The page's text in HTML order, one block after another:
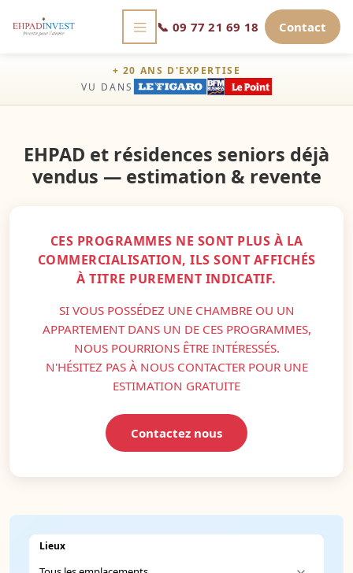
📞 09 77 21 69 18 Contact
+ 20 ANS D'EXPERTISE
VU DANS
EHPAD et résidences seniors déjà
vendus — estimation & revente
CES PROGRAMMES NE SONT PLUS À LA
COMMERCIALISATION, ILS SONT AFFICHÉS
À TITRE PUREMENT INDICATIF.
SI VOUS POSSÉDEZ UNE CHAMBRE OU UN
APPARTEMENT DANS UN DE CES PROGRAMMES,
NOUS POURRIONS ÊTRE INTÉRESSÉS.
N'HÉSITEZ PAS À NOUS CONTACTER POUR UNE
ESTIMATION GRATUITE
Contactez nous
Lieux